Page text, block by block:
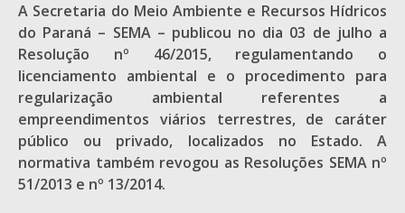
A Secretaria do Meio Ambiente e Recursos Hídricos
do Paraná – SEMA – publicou no dia 03 de julho a
Resolução nº 46/2015, regulamentando o
licenciamento ambiental e o procedimento para
regularização ambiental referentes a
empreendimentos viários terrestres, de caráter
público ou privado, localizados no Estado. A
normativa também revogou as Resoluções SEMA nº
51/2013 e nº 13/2014.